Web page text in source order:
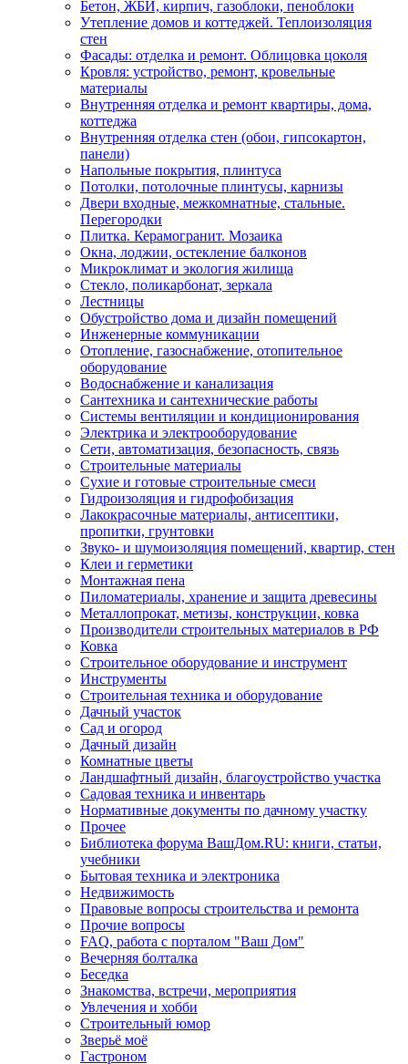
Бетон, ЖБИ, кирпич, газоблоки, пеноблоки
Утепление домов и коттеджей. Теплоизоляция
стен
Фасады: отделка и ремонт. Облицовка цоколя
Кровля: устройство, ремонт, кровельные
материалы
Внутренняя отделка и ремонт квартиры, дома,
коттеджа
Внутренняя отделка стен (обои, гипсокартон,
панели)
Напольные покрытия, плинтуса
Потолки, потолочные плинтусы, карнизы
Двери входные, межкомнатные, стальные.
Перегородки
Плитка. Керамогранит. Мозаика
Окна, лоджии, остекление балконов
Микроклимат и экология жилища
Стекло, поликарбонат, зеркала
Лестницы
Обустройство дома и дизайн помещений
Инженерные коммуникации
Отопление, газоснабжение, отопительное
оборудование
Водоснабжение и канализация
Сантехника и сантехнические работы
Системы вентиляции и кондиционирования
Электрика и электрооборудование
Сети, автоматизация, безопасность, связь
Строительные материалы
Сухие и готовые строительные смеси
Гидроизоляция и гидрофобизация
Лакокрасочные материалы, антисептики,
пропитки, грунтовки
Звуко- и шумоизоляция помещений, квартир, стен
Клеи и герметики
Монтажная пена
Пиломатериалы, хранение и защита древесины
Металлопрокат, метизы, конструкции, ковка
Производители строительных материалов в РФ
Ковка
Строительное оборудование и инструмент
Инструменты
Строительная техника и оборудование
Дачный участок
Сад и огород
Дачный дизайн
Комнатные цветы
Ландшафтный дизайн, благоустройство участка
Садовая техника и инвентарь
Нормативные документы по дачному участку
Прочее
Библиотека форума ВашДом.RU: книги, статьи,
учебники
Бытовая техника и электроника
Недвижимость
Правовые вопросы строительства и ремонта
Прочие вопросы
FAQ, работа с порталом "Ваш Дом"
Вечерняя болталка
Беседка
Знакомства, встречи, мероприятия
Увлечения и хобби
Строительный юмор
Зверьё моё
Гастроном